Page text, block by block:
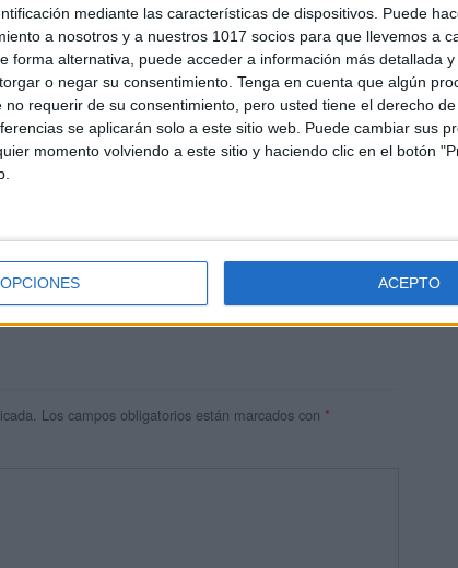
mediante las características de dispositivos. Puede
a nosotros y a nuestros 1017 socios para que llevemos a
forma alternativa, puede acceder a información más detallada
o negar su consentimiento. Tenga en cuenta que algún
no requerir de su consentimiento, pero usted tiene el derecho
se aplicarán solo a este sitio web. Puede cambiar sus
momento volviendo a este sitio y haciendo clic en el botón
ACEPTO
información.
Los campos obligatorios están marcados con *